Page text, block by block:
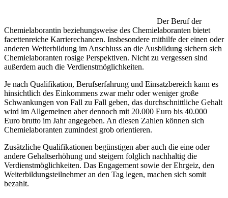
Der Beruf der
Chemielaborantin beziehungsweise des Chemielaboranten bietet
facettenreiche Karrierechancen. Insbesondere mithilfe der einen oder
anderen Weiterbildung im Anschluss an die Ausbildung sichern sich
Chemielaboranten rosige Perspektiven. Nicht zu vergessen sind
außerdem auch die Verdienstmöglichkeiten.
Je nach Qualifikation, Berufserfahrung und Einsatzbereich kann es
hinsichtlich des Einkommens zwar mehr oder weniger große
Schwankungen von Fall zu Fall geben, das durchschnittliche Gehalt
wird im Allgemeinen aber dennoch mit 20.000 Euro bis 40.000
Euro brutto im Jahr angegeben. An diesen Zahlen können sich
Chemielaboranten zumindest grob orientieren.
Zusätzliche Qualifikationen begünstigen aber auch die eine oder
andere Gehaltserhöhung und steigern folglich nachhaltig die
Verdienstmöglichkeiten. Das Engagement sowie der Ehrgeiz, den
Weiterbildungsteilnehmer an den Tag legen, machen sich somit
bezahlt.